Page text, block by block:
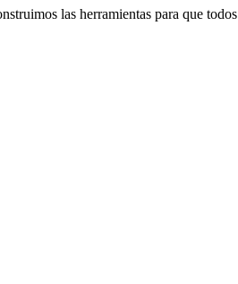
las herramientas para que